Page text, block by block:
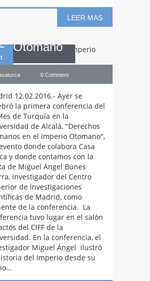
LEER MAS
Imperio
Otomano
0 Comment
12.02.2016.- Ayer se
la primera conferencia del
de Turquía en la
de Alcalá, "Derechos
en el Imperio Otomano",
donde colabora Casa
y donde contamos con la
de Miguel Ángel Bunes
investigador del Centro
de Investigaciones
de Madrid, como
de la conferencia. La
tuvo lugar en el salón
del CIFF de la
En la conferencia, el
Miguel Ángel ilustró
del Imperio desde su
Condolencias
a las víctimas del